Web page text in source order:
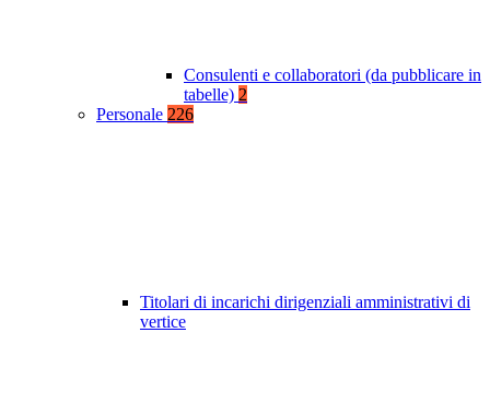
Consulenti e collaboratori (da pubblicare in
tabelle) 2
Personale 226
Titolari di incarichi dirigenziali amministrativi di
vertice